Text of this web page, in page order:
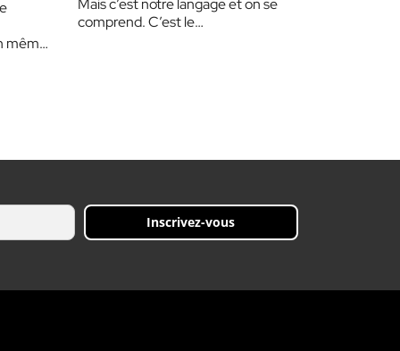
même
comprend. C’est le…
Inscrivez-vous